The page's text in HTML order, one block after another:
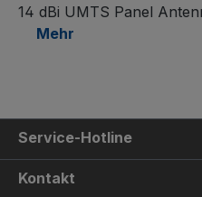
14 dBi UMTS Panel
Mehr
Service-Hotline
Kontakt